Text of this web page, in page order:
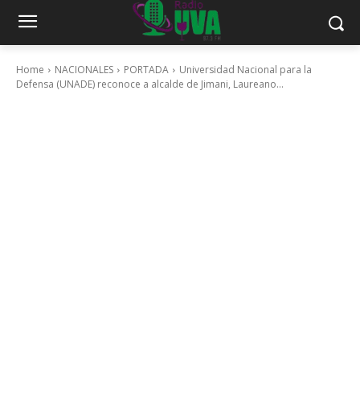
Home NACIONALES PORTADA
Universidad Nacional para la
Defensa (UNADE) reconoce a alcalde de Jimani, Laureano...